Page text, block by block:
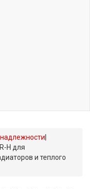
H для
и теплого